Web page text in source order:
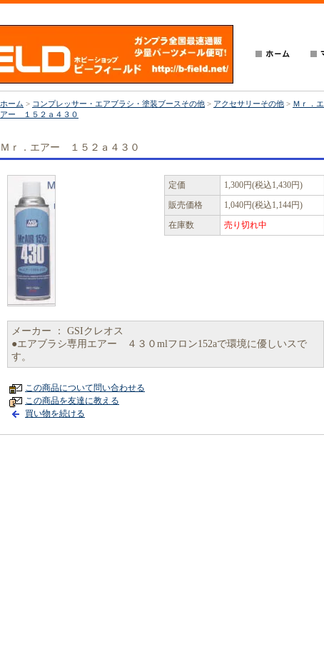
ホーム > コンプレッサー・エアブラシ・塗装ブースその他 > アクセサリーその他 > Ｍｒ．エ
アー １５２ａ４３０
Ｍｒ．エアー １５２ａ４３０
定価
1,300円(税込1,430円)
販売価格
1,040円(税込1,144円)
在庫数
売り切れ中
メーカー ： GSIクレオス
●エアブラシ専用エアー ４３０mlフロン152aで環境に優しいスで
す。
この商品について問い合わせる
この商品を友達に教える
買い物を続ける